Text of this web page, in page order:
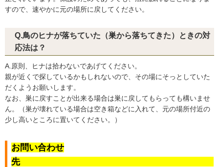
すので、速やかに元の場所に戻してください。
Q.鳥のヒナが落ちていた（巣から落ちてきた）ときの対
応法は？
A.原則、ヒナは拾わないであげてください。
親が近くで探しているかもしれないので、その場にそっとしていた
だくようお願いします。
なお、巣に戻すことが出来る場合は巣に戻してもらっても構いませ
ん。（巣が壊れている場合は空き箱などに入れて、元の場所付近の
少し高いところに置いてください。）
お問い合わせ
先